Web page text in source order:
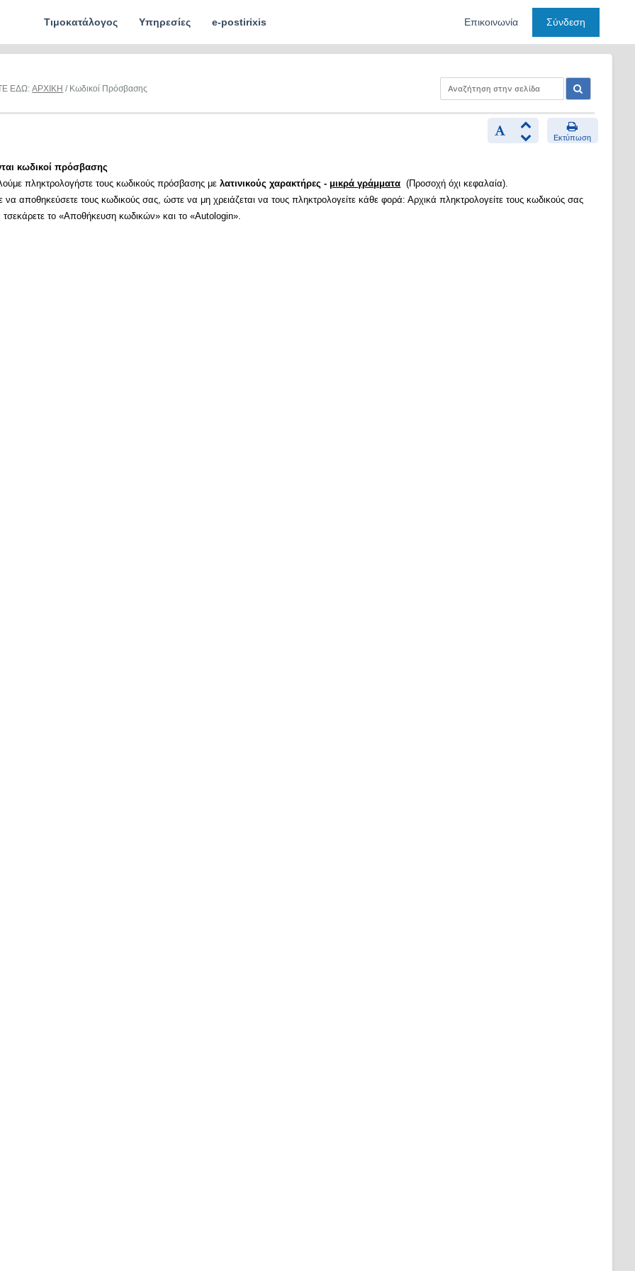
Τιμοκατάλογος Υπηρεσίες e-postirixis Επικοινωνία Σύνδεση
ΕΔΩ:ΑΡΧΙΚΗ / Κωδικοί Πρόσβασης
Εκτύπωση
κωδικοί πρόσβασης
πληκτρολογήστε τους κωδικούς πρόσβασης μελατινικούς χαρακτήρες - μικρά γράμματα (Προσοχή όχι κεφαλαία).
να αποθηκεύσετε τους κωδικούς σας, ώστε να μη χρειάζεται να τους πληκτρολογείτε κάθε φορά: Αρχικά πληκτρολογείτε τους κωδικούς σας
τσεκάρετε το «Αποθήκευση κωδικών» και το «Autologin».